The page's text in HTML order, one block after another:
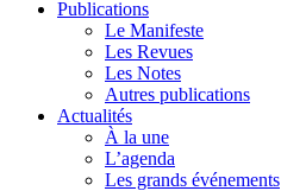
Publications
Le Manifeste
Les Revues
Les Notes
Autres publications
Actualités
À la une
L’agenda
Les grands événements